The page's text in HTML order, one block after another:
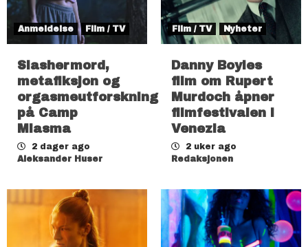
Anmeldelse Film / TV
Slashermord,
metafiksjon og
orgasmeutforskning
på Camp
Miasma
2 dager ago
Aleksander Huser
Film / TV Nyheter
Danny Boyles
film om Rupert
Murdoch åpner
filmfestivalen i
Venezia
2 uker ago
Redaksjonen